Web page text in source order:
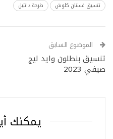
تنسيق فستان كلوش
طرحة دانتيل
الموضوع السابق
تنسيق بنطلون وايد ليج
صيفي 2023
يمكنك